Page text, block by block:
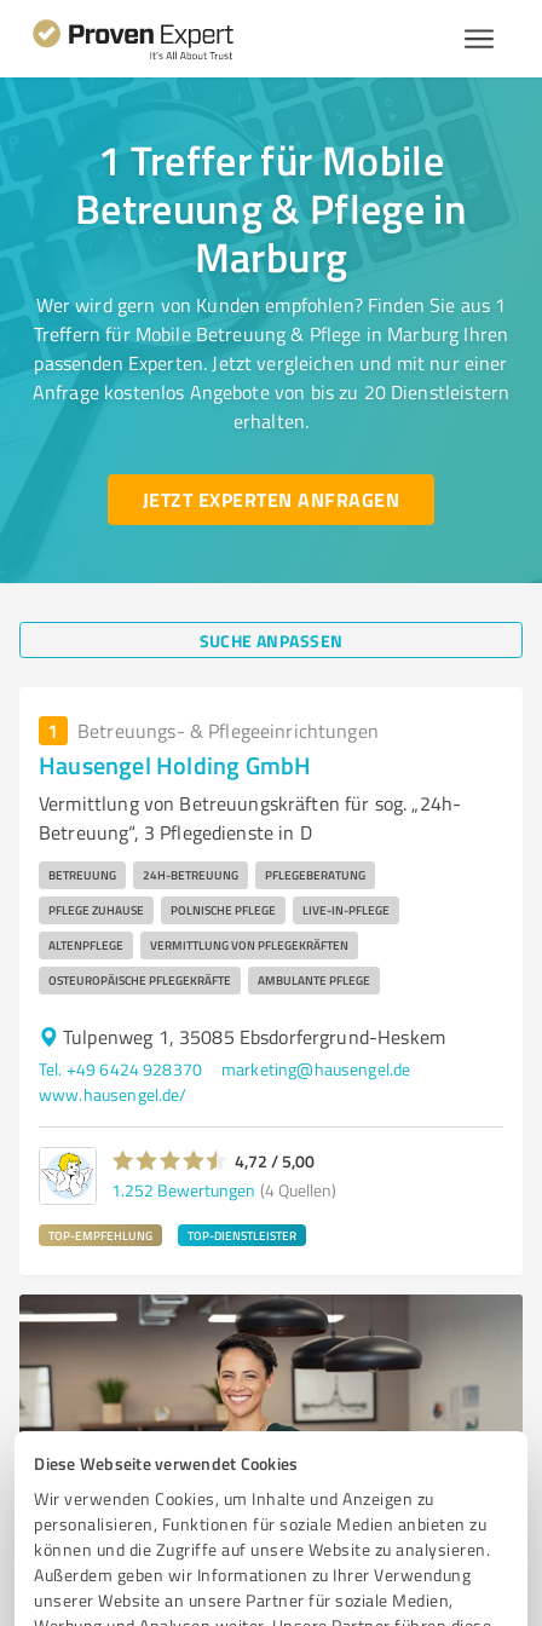
Diese Webseite verwendet Cookies
Wir verwenden Cookies, um Inhalte und Anzeigen zu
personalisieren, Funktionen für soziale Medien anbieten zu
können und die Zugriffe auf unsere Website zu analysieren.
Außerdem geben wir Informationen zu Ihrer Verwendung
unserer Website an unsere Partner für soziale Medien,
1 Treffer für Mobile
Betreuung & Pflege in
Marburg
Wer wird gern von Kunden empfohlen? Finden Sie aus 1
Treffern für Mobile Betreuung & Pflege in Marburg Ihren
passenden Experten. Jetzt vergleichen und mit nur einer
Anfrage kostenlos Angebote von bis zu 20 Dienstleistern
erhalten.
JETZT EXPERTEN ANFRAGEN
SUCHE ANPASSEN
1 Betreuungs- & Pflegeeinrichtungen
Hausengel Holding GmbH
Vermittlung von Betreuungskräften für sog. „24h-
Betreuung“, 3 Pflegedienste in D
BETREUUNG 24H-BETREUUNG PFLEGEBERATUNG
PFLEGE ZUHAUSE POLNISCHE PFLEGE LIVE-IN-PFLEGE
ALTENPFLEGE VERMITTLUNG VON PFLEGEKRÄFTEN
OSTEUROPÄISCHE PFLEGEKRÄFTE AMBULANTE PFLEGE
Tulpenweg 1, 35085 Ebsdorfergrund-Heskem
Tel. +49 6424 928370
marketing@hausengel.de
www.hausengel.de/
4,72 / 5,00
1.252 Bewertungen (4 Quellen)
TOP-EMPFEHLUNG TOP-DIENSTLEISTER
Sie möchten auch hier gelistet werden?
Registrieren Sie sich jetzt und werden Sie ein von
Kunden empfohlener ProvenExpert!